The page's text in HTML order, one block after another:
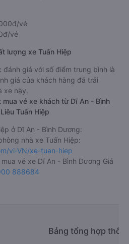
vé
vé
lượng xe Tuấn Hiệp
đánh giá với số điểm trung bình là
giá của khách hàng đã trải
xe này.
mua vé xe khách từ Dĩ An - Bình
Tuấn Hiệp
ở Dĩ An - Bình Dương:
nhà xe Tuấn Hiệp:
vi-VN/xe-tuan-hiep
vé xe Dĩ An - Bình Dương Giá
888684
Bảng tổng hợp